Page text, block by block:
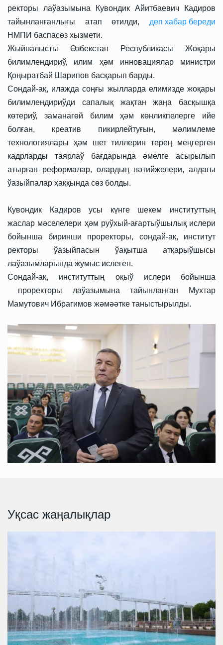
ректоры лаўазымына Кувондик Айитбаевич Кадиров
тайынланғанлығы атап өтилди, деп хабар береди
НМПИ баспасөз хызмети.
Жыйналысты Өзбекстан Республикасы Жоқары
билимлендириў, илим ҳәм инновациялар министри
Қоңыратбай Шарипов басқарып барды.
Сондай-ақ, илажда соңғы жылларда елимизде жоқары
билимлендириўди сапалық жақтан жаңа басқышқа
көтериў, заманагөй билим ҳәм көнликпелерге ийе
болған, креатив пикирлейтуғын, мәлимлеме
технологиялары ҳәм шет тиллерин терең меңгерген
кадрларды таярлаў бағдарында әмелге асырылып
атырған реформалар, олардың нәтийжелери, алдағы
ўазыйпалар ҳаққында сөз болды.
Кувондик Кадиров усы күнге шекем институттың
жаслар мәселелери ҳәм руўхый-ағартыўшылық ислери
бойынша биринши проректоры, сондай-ақ, институт
ректоры ўазыйпасын ўақытша атқарыўшысы
лаўазымларында жумыс ислеген.
Сондай-ақ, институттың оқыў ислери бойынша
проректоры лаўазымына тайынланған Мухтар
Мамутович Ибрагимов жәмәәтке таныстырылды.
Уқсас жаңалықлар